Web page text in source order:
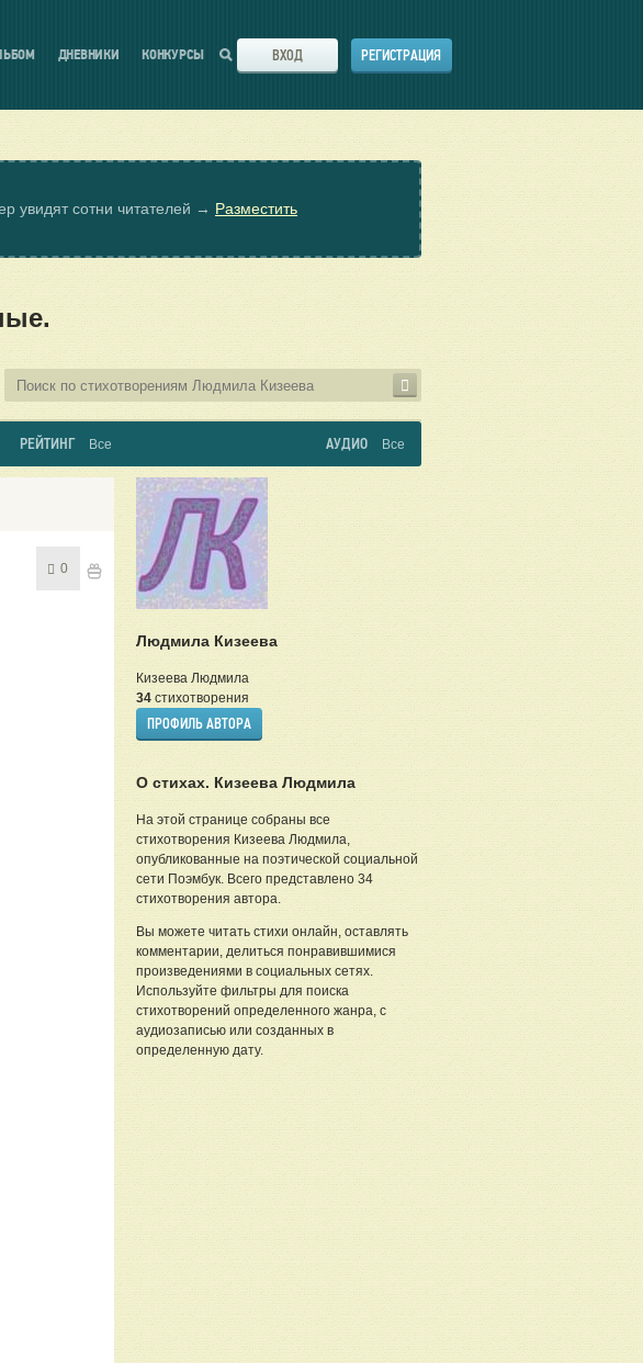
ДНЕВНИКИ КОНКУРСЫ ВХОД РЕГИСТРАЦИЯ
увидят сотни читателей → Разместить
РЕЙТИНГ Все АУДИО Все
0
Людмила Кизеева
Кизеева Людмила
34стихотворения
ПРОФИЛЬ АВТОРА
О стихах. Кизеева Людмила
На этой странице собраны все
стихотворения Кизеева Людмила,
опубликованные на поэтической социальной
сети Поэмбук. Всего представлено 34
стихотворения автора.
Вы можете читать стихи онлайн, оставлять
комментарии, делиться понравившимися
произведениями в социальных сетях.
Используйте фильтры для поиска
стихотворений определенного жанра, с
аудиозаписью или созданных в
определенную дату.